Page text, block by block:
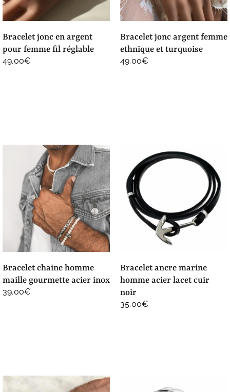
bracelet jonc en argent
pour femme fil réglable
49.00€
bracelet jonc argent femme
ethnique et turquoise
49.00€
bracelet chaine homme
maille gourmette acier inox
39.00€
bracelet ancre marine
homme acier lacet cuir
noir
35.00€